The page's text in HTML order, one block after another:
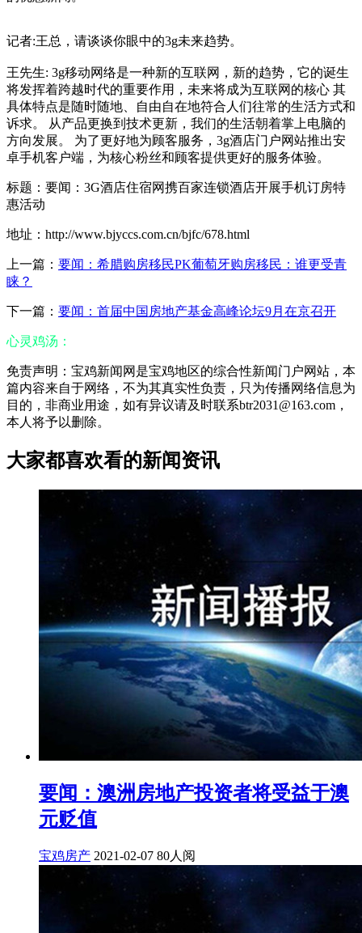
记者:王总，请谈谈你眼中的3g未来趋势。
王先生: 3g移动网络是一种新的互联网，新的趋势，它的诞生
将发挥着跨越时代的重要作用，未来将成为互联网的核心 其
具体特点是随时随地、自由自在地符合人们往常的生活方式和
诉求。 从产品更换到技术更新，我们的生活朝着掌上电脑的
方向发展。 为了更好地为顾客服务，3g酒店门户网站推出安
卓手机客户端，为核心粉丝和顾客提供更好的服务体验。
标题：要闻：3G酒店住宿网携百家连锁酒店开展手机订房特
惠活动
地址：http://www.bjyccs.com.cn/bjfc/678.html
上一篇： 要闻：希腊购房移民PK葡萄牙购房移民：谁更受青
睐？
下一篇： 要闻：首届中国房地产基金高峰论坛9月在京召开
心灵鸡汤：
免责声明：宝鸡新闻网是宝鸡地区的综合性新闻门户网站，本
篇内容来自于网络，不为其真实性负责，只为传播网络信息为
目的，非商业用途，如有异议请及时联系btr2031@163.com，
本人将予以删除。
大家都喜欢看的新闻资讯
要闻：澳洲房地产投资者将受益于澳
元贬值
宝鸡房产 2021-02-07 80人阅